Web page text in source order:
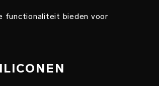
functionaliteit bieden voor